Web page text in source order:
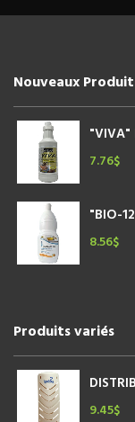
Nouveaux
"VIVA"
7.76$
"BIO-
8.56$
Produits variés
9.45$